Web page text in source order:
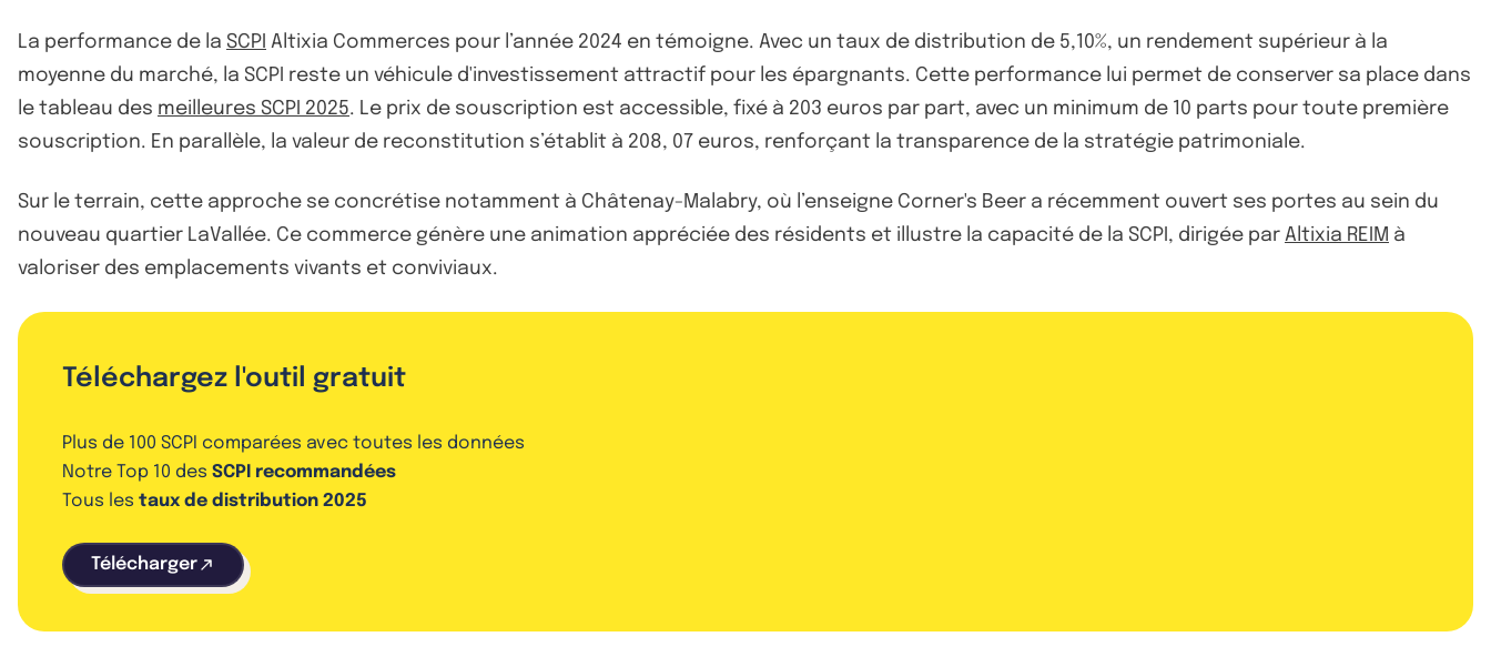
La performance de la SCPI Altixia Commerces pour l’année 2024 en témoigne. Avec un taux de distribution de 5,10%, un rendement supérieur à la
moyenne du marché, la SCPI reste un véhicule d'investissement attractif pour les épargnants. Cette performance lui permet de conserver sa place dans
le tableau des meilleures SCPI 2025. Le prix de souscription est accessible, fixé à 203 euros par part, avec un minimum de 10 parts pour toute première
souscription. En parallèle, la valeur de reconstitution s’établit à 208, 07 euros, renforçant la transparence de la stratégie patrimoniale.
Sur le terrain, cette approche se concrétise notamment à Châtenay-Malabry, où l’enseigne Corner's Beer a récemment ouvert ses portes au sein du
nouveau quartier LaVallée. Ce commerce génère une animation appréciée des résidents et illustre la capacité de la SCPI, dirigée par Altixia REIM à
valoriser des emplacements vivants et conviviaux.
Téléchargez l'outil gratuit
Plus de 100 SCPI comparées avec toutes les données
Notre Top 10 des SCPI recommandées
Tous les taux de distribution 2025
Télécharger